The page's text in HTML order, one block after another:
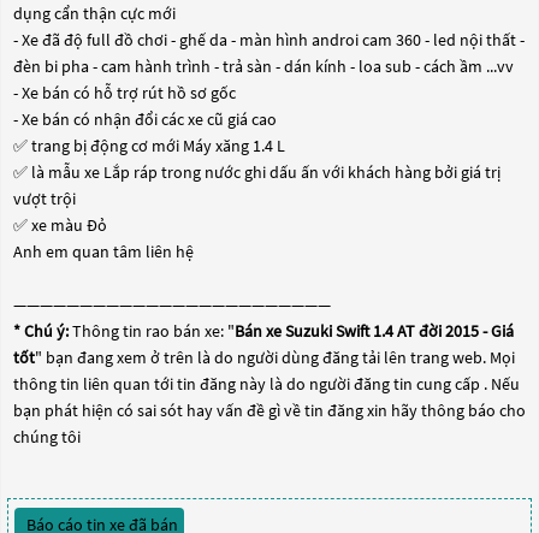
dụng cẩn thận cực mới
- Xe đã độ full đồ chơi - ghế da - màn hình androi cam 360 - led nội thất -
đèn bi pha - cam hành trình - trả sàn - dán kính - loa sub - cách ầm ...vv
- Xe bán có hỗ trợ rút hồ sơ gốc
- Xe bán có nhận đổi các xe cũ giá cao
✅ trang bị động cơ mới Máy xăng 1.4 L
✅ là mẫu xe Lắp ráp trong nước ghi dấu ấn với khách hàng bởi giá trị
vượt trội
✅ xe màu Đỏ
Anh em quan tâm liên hệ
————————————————————————
* Chú ý:Thông tin rao bán xe: "Bán xe Suzuki Swift 1.4 AT đời 2015 - Giá
tốt" bạn đang xem ở trên là do người dùng đăng tải lên trang web. Mọi
thông tin liên quan tới tin đăng này là do người đăng tin cung cấp . Nếu
bạn phát hiện có sai sót hay vấn đề gì về tin đăng xin hãy thông báo cho
chúng tôi
Báo cáo tin xe đã bán